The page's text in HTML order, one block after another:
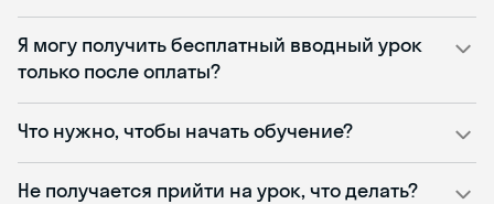
Я могу получить бесплатный вводный урок
только после оплаты?
Что нужно, чтобы начать обучение?
Не получается прийти на урок, что делать?